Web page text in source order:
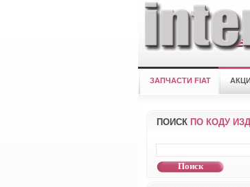
ЗАПЧАСТИ FIAT
ПОИСК ПО КОДУ